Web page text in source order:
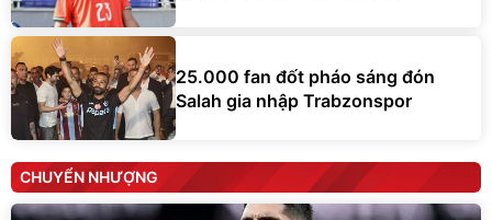
25.000 fan đốt pháo sáng đón
Salah gia nhập Trabzonspor
CHUYỂN NHƯỢNG